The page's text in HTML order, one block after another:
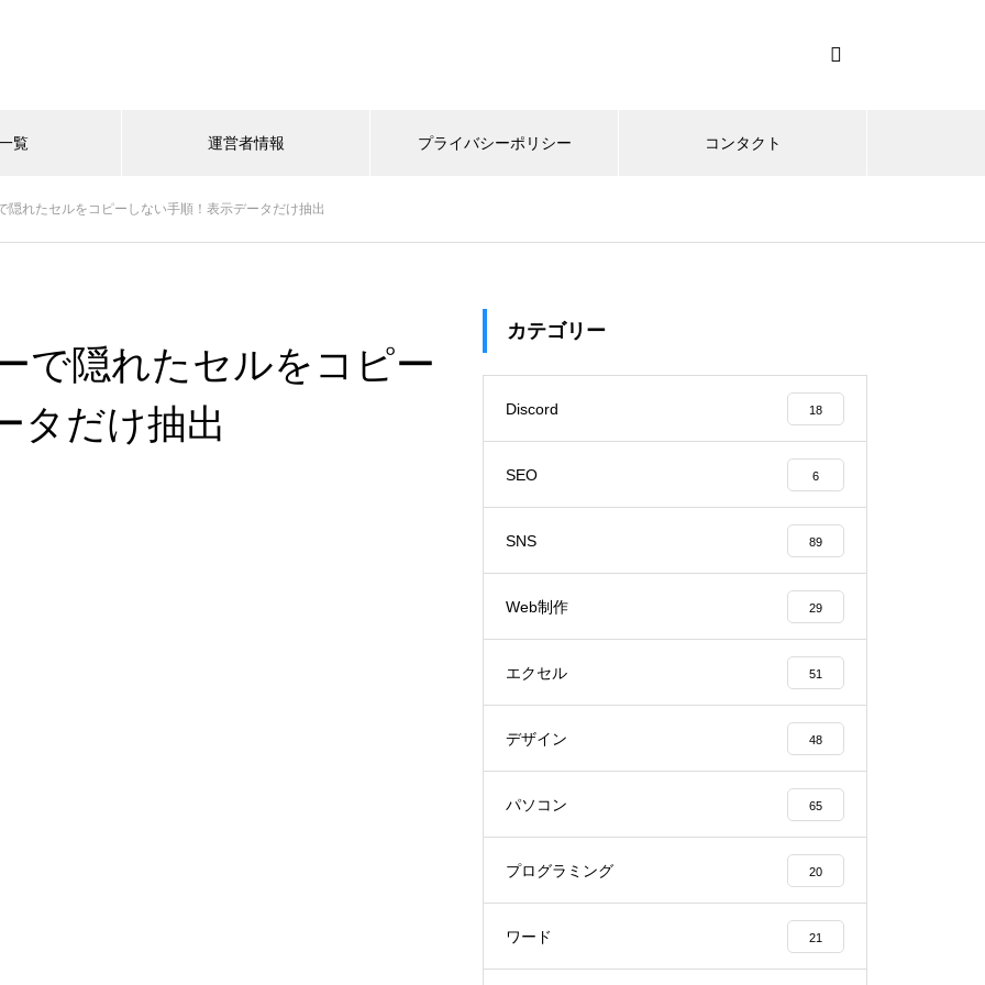
覧 運営者情報 プライバシーポリシー コンタクト
隠れたセルをコピーしない手順！表示データだけ抽出
で隠れたセルをコピー
タだけ抽出
カテゴリー
Discord 18
SEO 6
SNS 89
Web制作 29
エクセル 51
デザイン 48
パソコン 65
プログラミング 20
ワード 21